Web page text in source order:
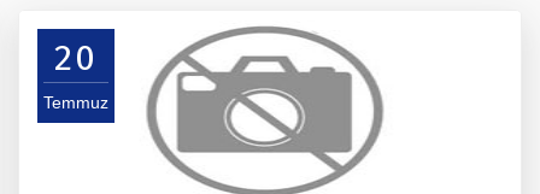
20
Temmuz